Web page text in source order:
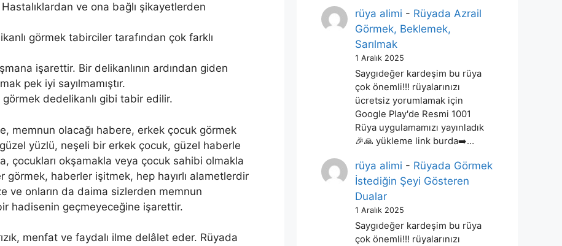
Hastalıklardan ve ona bağlı şikayetlerden
görmek tabirciler tarafından çok farklı
işarettir. Bir delikanlının ardından giden
pek iyi sayılmamıştır.
dedelikanlı gibi tabir edilir.
memnun olacağı habere, erkek çocuk görmek
yüzlü, neşeli bir erkek çocuk, gü­zel haberle
çocukları okşamakla veya ço­cuk sahibi olmakla
haberler işitmek, hep hayırlı alametlerdir
ve onların da da­ima sizlerden memnun
hadisenin geçmeyeceğine işarettir.
menfat ve faydalı ilme delâlet eder. Rüyada
rüya alimi - Rüyada Azrail
Görmek, Beklemek,
Sarılmak
1 Aralık 2025
Saygıdeğer kardeşim bu rüya
çok önemli!!! rüyalarınızı
ücretsiz yorumlamak için
Google Play'de Resmi 1001
Rüya uygulamamızı yayınladık
🎉🙏 yükleme link burda➡️…
rüya alimi - Rüyada Görmek
İstediğin Şeyi Gösteren
Dualar
1 Aralık 2025
Saygıdeğer kardeşim bu rüya
çok önemli!!! rüyalarınızı